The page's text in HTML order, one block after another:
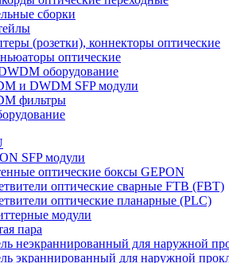
сборки
(розетки), коннекторы оптические
оптические
оборудование
и DWDM SFP модули
фильтры
SFP модули
оптические боксы GEPON
оптические сварные FTB (FBT)
оптические планарные (PLC)
модули
пара
неэкраннированный для наружной
экраннированный для наружной